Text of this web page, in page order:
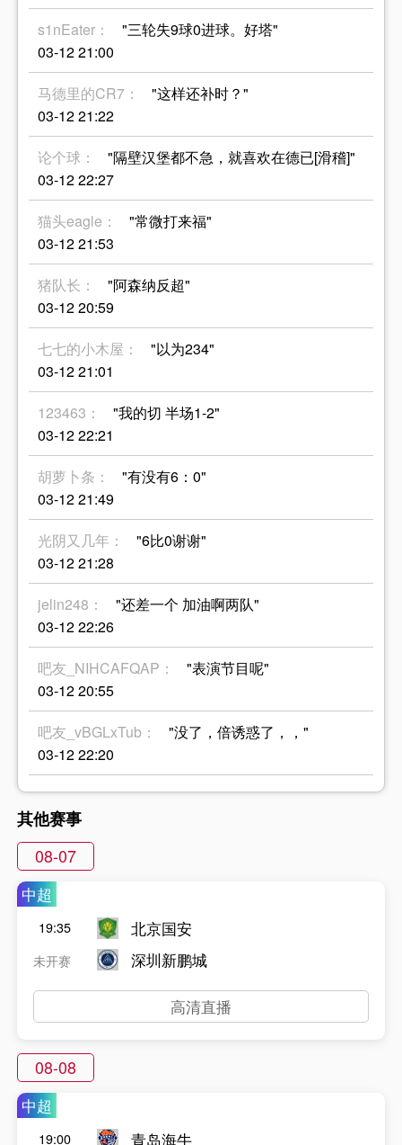
s1nEater：
"三轮失9球0进球。好塔"
03-12 21:00
马德里的CR7：
"这样还补时？"
03-12 21:22
论个球：
"隔壁汉堡都不急，就喜欢在德已[滑稽]"
03-12 22:27
猫头eagle：
"常微打来福"
03-12 21:53
猪队长：
"阿森纳反超"
03-12 20:59
七七的小木屋：
"以为234"
03-12 21:01
123463：
"我的切 半场1-2"
03-12 22:21
胡萝卜条：
"有没有6：0"
03-12 21:49
光阴又几年：
"6比0谢谢"
03-12 21:28
jelin248：
"还差一个 加油啊两队"
03-12 22:26
吧友_NIHCAFQAP：
"表演节目呢"
03-12 20:55
吧友_vBGLxTub：
"没了，倍诱惑了，，"
03-12 22:20
其他赛事
08-07
中超
19:35
未开赛
北京国安
深圳新鹏城
高清直播
08-08
中超
19:00
青岛海牛